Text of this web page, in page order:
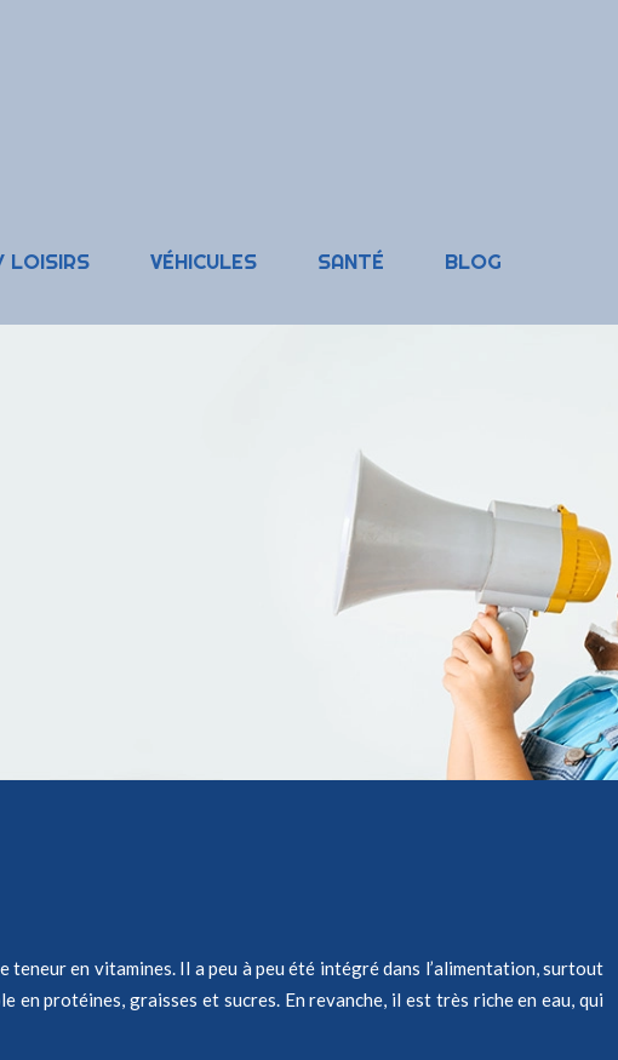
LOISIRS VÉHICULES SANTÉ BLOG
en vitamines. Il a peu à peu été intégré dans l’alimentation, surtout
en protéines, graisses et sucres. En revanche, il est très riche en eau, qui